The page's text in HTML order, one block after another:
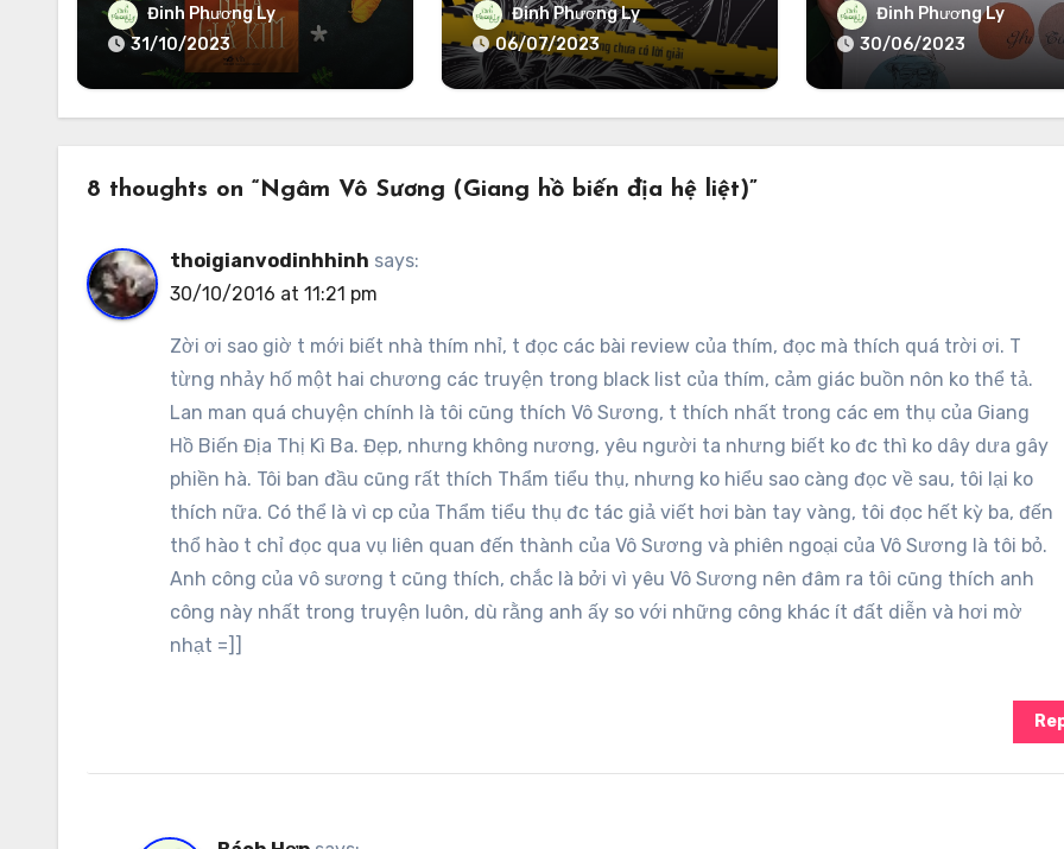
Đinh Phương Ly
31/10/2023
Đinh Phương Ly
06/07/2023
Đinh Phương Ly
30/06/2023
8 thoughts on “Ngâm Vô Sương (Giang hồ biến địa hệ liệt)”
thoigianvodinhhinh says:
30/10/2016 at 11:21 pm
Zời ơi sao giờ t mới biết nhà thím nhỉ, t đọc các bài review của thím, đọc mà thích quá trời ơi. T
từng nhảy hố một hai chương các truyện trong black list của thím, cảm giác buồn nôn ko thể tả.
Lan man quá chuyện chính là tôi cũng thích Vô Sương, t thích nhất trong các em thụ của Giang
Hồ Biến Địa Thị Kì Ba. Đẹp, nhưng không nương, yêu người ta nhưng biết ko đc thì ko dây dưa gây
phiền hà. Tôi ban đầu cũng rất thích Thẩm tiểu thụ, nhưng ko hiểu sao càng đọc về sau, tôi lại ko
thích nữa. Có thể là vì cp của Thẩm tiểu thụ đc tác giả viết hơi bàn tay vàng, tôi đọc hết kỳ ba, đến
thổ hào t chỉ đọc qua vụ liên quan đến thành của Vô Sương và phiên ngoại của Vô Sương là tôi bỏ.
Anh công của vô sương t cũng thích, chắc là bởi vì yêu Vô Sương nên đâm ra tôi cũng thích anh
công này nhất trong truyện luôn, dù rằng anh ấy so với những công khác ít đất diễn và hơi mờ
nhạt =]]